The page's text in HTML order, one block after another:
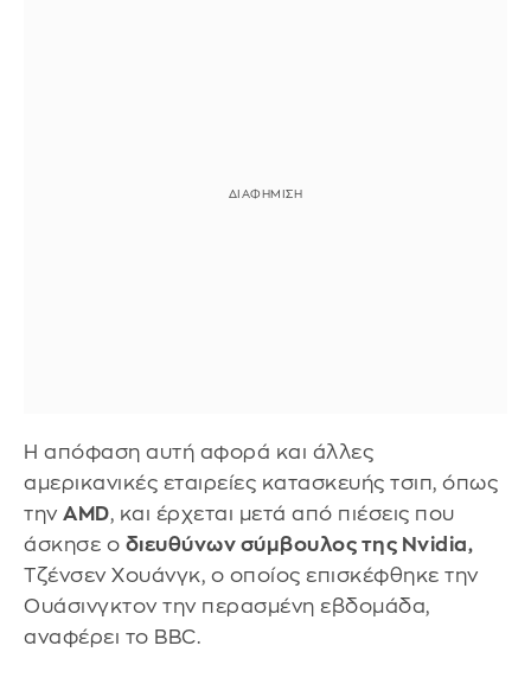
Η απόφαση αυτή αφορά και άλλες
αμερικανικές εταιρείες κατασκευής τσιπ, όπως
την AMD, και έρχεται μετά από πιέσεις που
άσκησε ο διευθύνων σύμβουλος της Nvidia,
Τζένσεν Χουάνγκ, ο οποίος επισκέφθηκε την
Ουάσινγκτον την περασμένη εβδομάδα,
αναφέρει το BBC.